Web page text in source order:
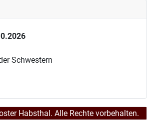
Schwestern
Habsthal. Alle Rechte vorbehalten.